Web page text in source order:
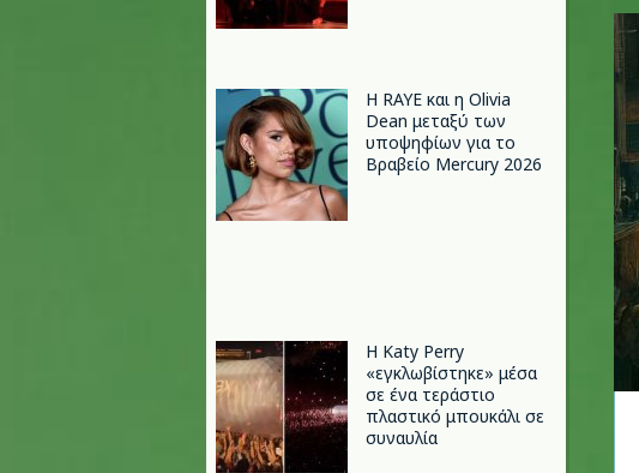
Η RAYE και η Olivia
Dean μεταξύ των
υποψηφίων για το
Βραβείο Mercury 2026
H Katy Perry
«εγκλωβίστηκε» μέσα
σε ένα τεράστιο
πλαστικό μπουκάλι σε
συναυλία